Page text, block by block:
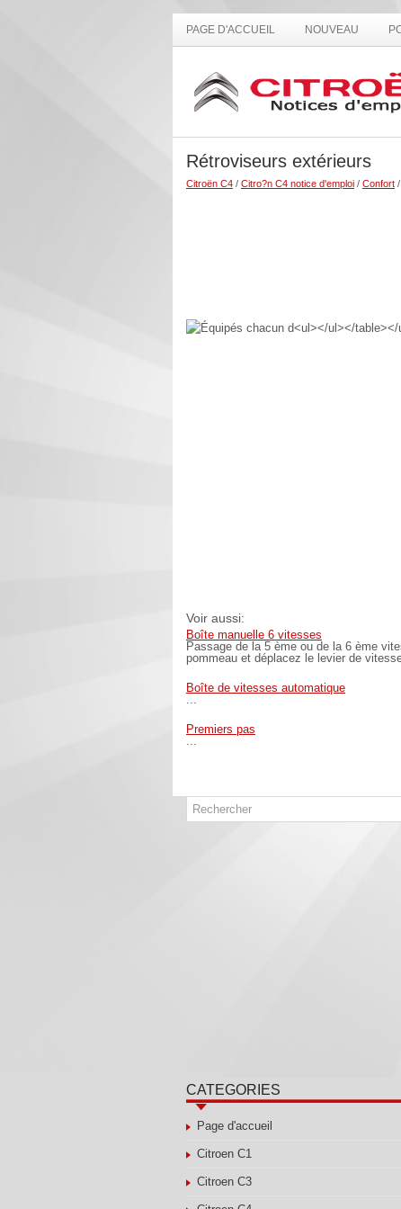
PAGE D'ACCUEIL NOUVEAU
Rétroviseurs extérieurs
Citroën C4 / Citro?n C4 notice d'emploi / Confort /
Voir aussi:
Boîte manuelle 6 vitesses
Passage de la 5 ème ou de la 6 ème
pommeau et déplacez le levier de
Boîte de vitesses automatique
...
Premiers pas
...
CATEGORIES
Page d'accueil
Citroen C1
Citroen C3